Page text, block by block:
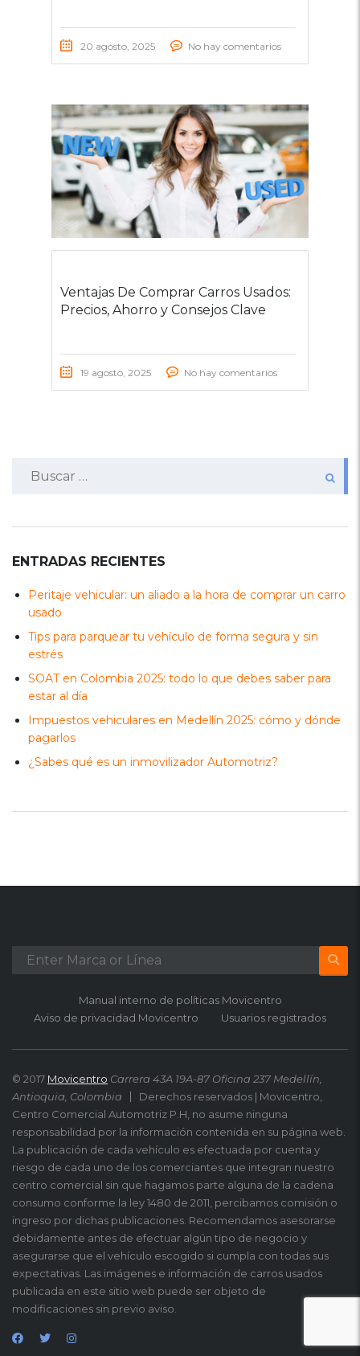
20 agosto, 2025 No hay comentarios
Ventajas De Comprar Carros Usados:
Precios, Ahorro y Consejos Clave
19 agosto, 2025 No hay comentarios
ENTRADAS RECIENTES
Peritaje vehicular: un aliado a la hora de comprar un carro
usado
Tips para parquear tu vehículo de forma segura y sin
estrés
SOAT en Colombia 2025: todo lo que debes saber para
estar al día
Impuestos vehiculares en Medellín 2025: cómo y dónde
pagarlos
¿Sabes qué es un inmovilizador Automotriz?
Manual interno de políticas Movicentro
Aviso de privacidad Movicentro
Usuarios registrados
© 2017 Movicentro Carrera 43A 19A-87 Oficina 237 Medellín,
Antioquia, Colombia
Derechos reservados | Movicentro,
Centro Comercial Automotriz P.H, no asume ninguna
responsabilidad por la información contenida en su página web.
La publicación de cada vehículo es efectuada por cuenta y
riesgo de cada uno de los comerciantes que integran nuestro
centro comercial sin que hagamos parte alguna de la cadena
consumo conforme la ley 1480 de 2011, percibamos comisión o
ingreso por dichas publicaciones. Recomendamos asesorarse
debidamente antes de efectuar algún tipo de negocio y
asegurarse que el vehículo escogido si cumpla con todas sus
expectativas. Las imágenes e información de carros usados
publicada en este sitio web puede ser objeto de
modificaciones sin previo aviso.